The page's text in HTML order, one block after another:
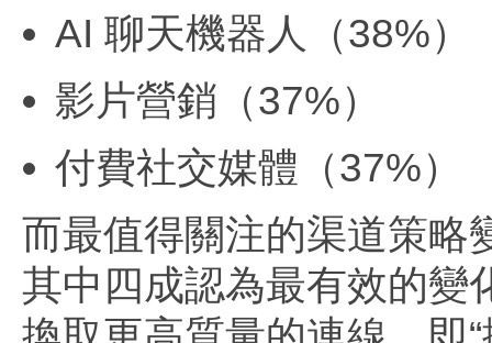
AI 聊天機器人（38%）
影片營銷（37%）
付費社交媒體（37%）
而最值得關注的渠道策略
其中四成認為最有效的變